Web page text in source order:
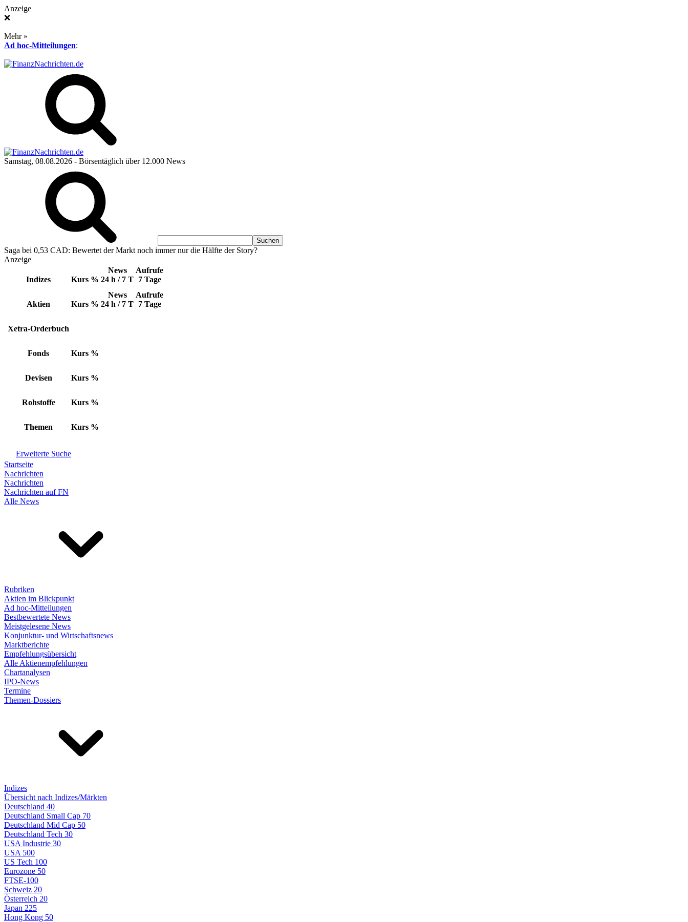
Anzeige
❌
Mehr »
Ad hoc-Mitteilungen:
Samstag, 08.08.2026 - Börsentäglich über 12.000 News
Saga bei 0,53 CAD: Bewertet der Markt noch immer nur die Hälfte der Story?
Anzeige
Indizes Kurs %
News
24 h / 7 T
Aufrufe
7 Tage
Aktien Kurs %
News
24 h / 7 T
Aufrufe
7 Tage
Xetra-Orderbuch
Fonds Kurs %
Devisen Kurs %
Rohstoffe Kurs %
Themen Kurs %
Erweiterte Suche
Startseite
Nachrichten
Nachrichten
Nachrichten auf FN
Alle News
Rubriken
Aktien im Blickpunkt
Ad hoc-Mitteilungen
Bestbewertete News
Meistgelesene News
Konjunktur- und Wirtschaftsnews
Marktberichte
Empfehlungsübersicht
Alle Aktienempfehlungen
Chartanalysen
IPO-News
Termine
Themen-Dossiers
Indizes
Übersicht nach Indizes/Märkten
Deutschland 40
Deutschland Small Cap 70
Deutschland Mid Cap 50
Deutschland Tech 30
USA Industrie 30
USA 500
US Tech 100
Eurozone 50
FTSE-100
Schweiz 20
Österreich 20
Japan 225
Hong Kong 50